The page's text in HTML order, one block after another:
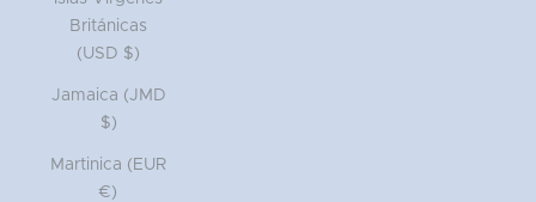
Británicas
(USD $)
Jamaica (JMD
$)
Martinica (EUR
€)